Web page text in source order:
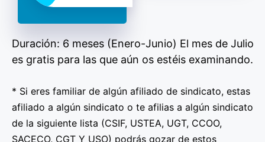
Duración: 6 meses (Enero-Junio) El mes de Julio
es gratis para las que aún os estéis examinando.
* Si eres familiar de algún afiliado de sindicato, estas
afiliado a algún sindicato o te afilias a algún sindicato
de la siguiente lista (CSIF, USTEA, UGT, CCOO,
SACECO, CGT Y USO) podrás gozar de estos